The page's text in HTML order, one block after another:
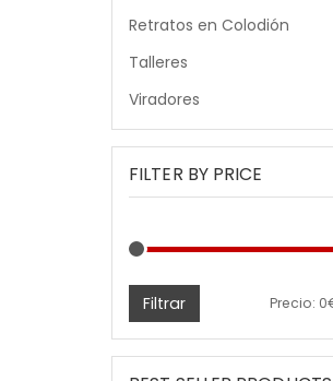
Retratos en Colodión
Talleres
Viradores
FILTER BY PRICE
Filtrar Precio: